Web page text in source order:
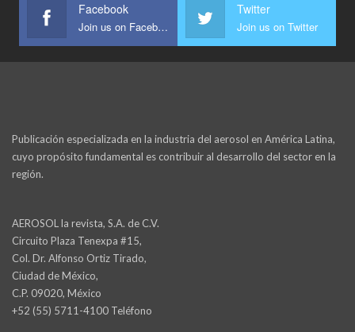
Facebook
Join us on Facebook
Twitter
Join us on Twitter
Publicación especializada en la industria del aerosol en América Latina,
cuyo propósito fundamental es contribuir al desarrollo del sector en la
región.
AEROSOL la revista, S.A. de C.V.
Circuito Plaza Tenexpa #15,
Col. Dr. Alfonso Ortiz Tirado,
Ciudad de México,
C.P. 09020, México
+52 (55) 5711-4100 Teléfono